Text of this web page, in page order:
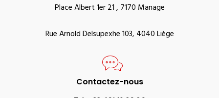
Place Albert 1er 21 , 7170 Manage
Rue Arnold Delsupexhe 103, 4040 Liège
Contactez-nous